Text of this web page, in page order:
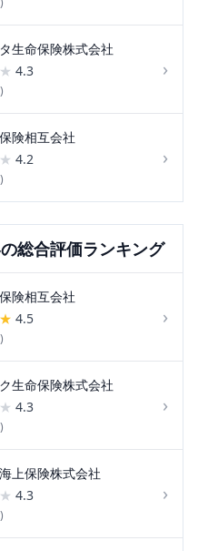
生命保険株式会社
★ 4.3
)
›
険相互会社
★ 4.2
)
›
総合評価ランキング
険相互会社
★ 4.5
)
›
生命保険株式会社
★ 4.3
)
›
上保険株式会社
★ 4.3
)
›